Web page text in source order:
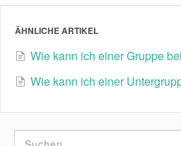
ÄHNLICHE ARTIKEL
Wie kann ich einer Gruppe
Wie kann ich einer